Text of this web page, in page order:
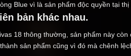
Blue vì là sản phẩm độc quyền tại
bản khác nhau.
18 thông thường, sản phẩm này
sản phẩm cũng vì đó mà chênh